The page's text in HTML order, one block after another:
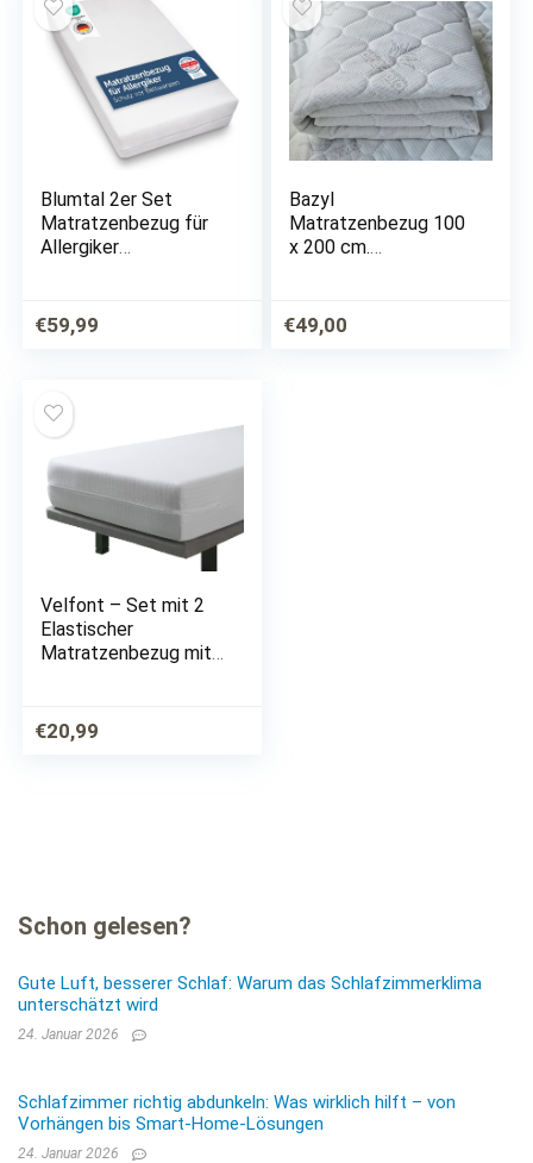
Blumtal 2er Set
Matratzenbezug für
Allergiker
Milbenbezug,
Matratzenschutz
€59,99
Bazyl
Matratzenbezug 100
x 200 cm.
Reißverschluss (weiß,
100 x 200 x 15 cm)
€49,00
Velfont – Set mit 2
Elastischer
Matratzenbezug mit
Matratzenüberzug |
beständiger und
€20,99
Schon gelesen?
Gute Luft, besserer Schlaf: Warum das Schlafzimmerklima
unterschätzt wird
24. Januar 2026
Schlafzimmer richtig abdunkeln: Was wirklich hilft – von
Vorhängen bis Smart-Home-Lösungen
24. Januar 2026